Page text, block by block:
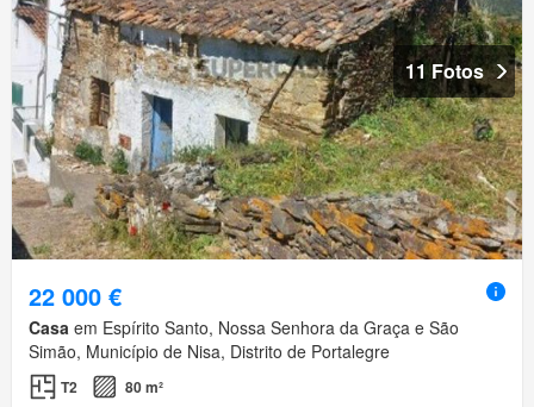
11 Fotos
22 000 €
Casa em Espírito Santo, Nossa Senhora da Graça e São
Simão, Município de Nisa, Distrito de Portalegre
T2
80 m²